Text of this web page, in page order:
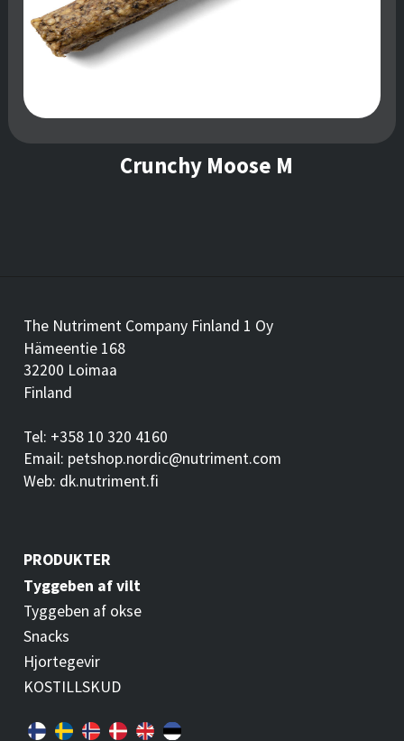
Crunchy Moose M
The Nutriment Company Finland 1 Oy
Hämeentie 168
32200 Loimaa
Finland
Tel: +358 10 320 4160
Email: petshop.nordic@nutriment.com
Web: dk.nutriment.fi
PRODUKTER
Tyggeben af vilt
Tyggeben af okse
Snacks
Hjortegevir
KOSTILLSKUD